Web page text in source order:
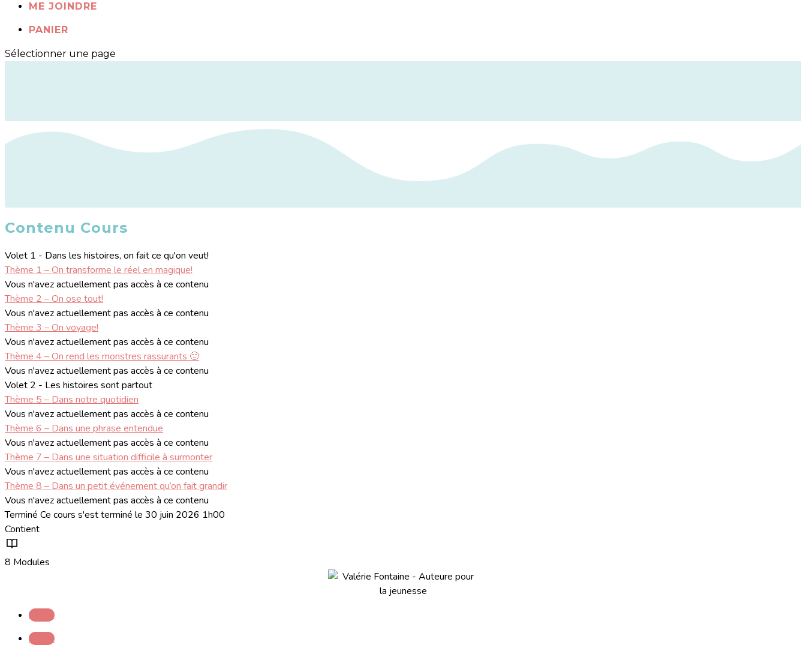
ME JOINDRE
PANIER
Sélectionner une page
Contenu Cours
Volet 1 - Dans les histoires, on fait ce qu'on veut!
Thème 1 – On transforme le réel en magique!
Vous n'avez actuellement pas accès à ce contenu
Thème 2 – On ose tout!
Vous n'avez actuellement pas accès à ce contenu
Thème 3 – On voyage!
Vous n'avez actuellement pas accès à ce contenu
Thème 4 – On rend les monstres rassurants 🙂
Vous n'avez actuellement pas accès à ce contenu
Volet 2 - Les histoires sont partout
Thème 5 – Dans notre quotidien
Vous n'avez actuellement pas accès à ce contenu
Thème 6 – Dans une phrase entendue
Vous n'avez actuellement pas accès à ce contenu
Thème 7 – Dans une situation difficile à surmonter
Vous n'avez actuellement pas accès à ce contenu
Thème 8 – Dans un petit événement qu’on fait grandir
Vous n'avez actuellement pas accès à ce contenu
Terminé Ce cours s'est terminé le 30 juin 2026 1h00
Contient
8 Modules
Suivre
Suivre